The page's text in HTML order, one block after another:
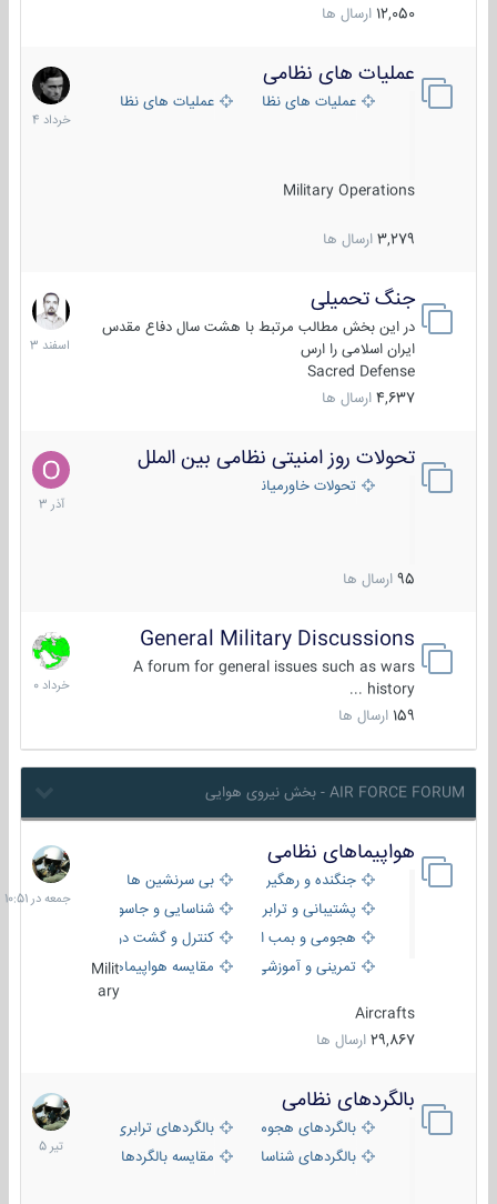
12,050 ارسال ها
عملیات های نظامی
عملیات های نظامی ایرانعملیات های نظامی خارجی
Military Operations
3,279 ارسال ها
5
خرداد
1404
جنگ تحمیلی
در این بخش مطالب مرتبط با هشت سال دفاع مقدس
ایران اسلامی را ارس
Sacred Defense
4,637 ارسال ها
20
اسفند
1403
تحولات روز امنیتی نظامی بین الملل
تحولات خاورمیانه
95 ارسال ها
21
آذر
1403
General Military Discussions
A forum for general issues such as wars
history ...
159 ارسال ها
10
خرداد
1400
AIR FORCE FORUM - بخش نیروی هوایی
هواپیماهای نظامی
جنگنده و رهگیر
بی سرنشین ها
پشتیبانی و ترابری
شناسایی و جاسوسی
هجومی و بمب افکن
کنترل و گشت دریایی
تمرینی و آموزشی
مقایسه هواپیماهاMilit
ary
Aircrafts
29,867 ارسال ها
جمعه
در
10:51
بالگردهای نظامی
بالگردهای هجومی
بالگردهای ترابری
بالگردهای شناسایی
مقایسه بالگردها
22
تیر
1405